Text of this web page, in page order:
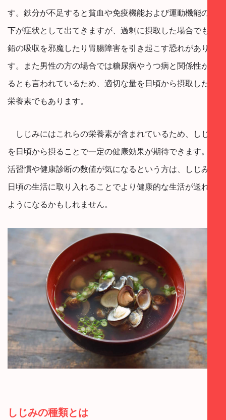
す。鉄分が不足すると貧血や免疫機能および運動機能の低
下が症状として出てきますが、過剰に摂取した場合でも亜
鉛の吸収を邪魔したり胃腸障害を引き起こす恐れがありま
す。また男性の方の場合では糖尿病やうつ病と関係性があ
るとも言われているため、適切な量を日頃から摂取したい
栄養素でもあります。
しじみにはこれらの栄養素が含まれているため、しじみ
を日頃から摂ることで一定の健康効果が期待できます。生
活習慣や健康診断の数値が気になるという方は、しじみを
日頃の生活に取り入れることでより健康的な生活が送れる
ようになるかもしれません。
しじみの種類とは